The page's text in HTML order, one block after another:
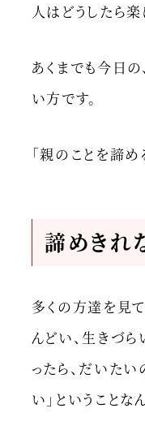
人はどうしたら
あくまでも今日
い方です。
「親のことを諦め
諦めきれ
多くの方達を見て
んどい、生きづ
ったら、だいた
い」ということな